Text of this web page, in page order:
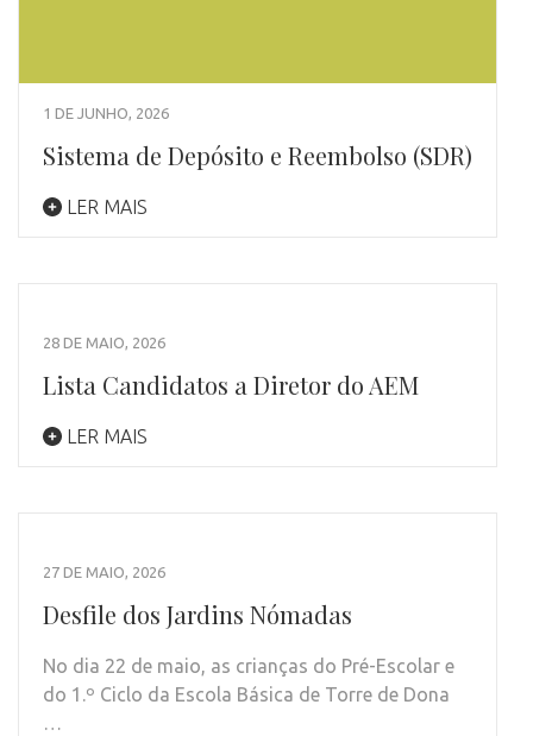
1 DE JUNHO, 2026
Sistema de Depósito e Reembolso (SDR)
LER MAIS
28 DE MAIO, 2026
Lista Candidatos a Diretor do AEM
LER MAIS
27 DE MAIO, 2026
Desfile dos Jardins Nómadas
No dia 22 de maio, as crianças do Pré-Escolar e
do 1.º Ciclo da Escola Básica de Torre de Dona
…